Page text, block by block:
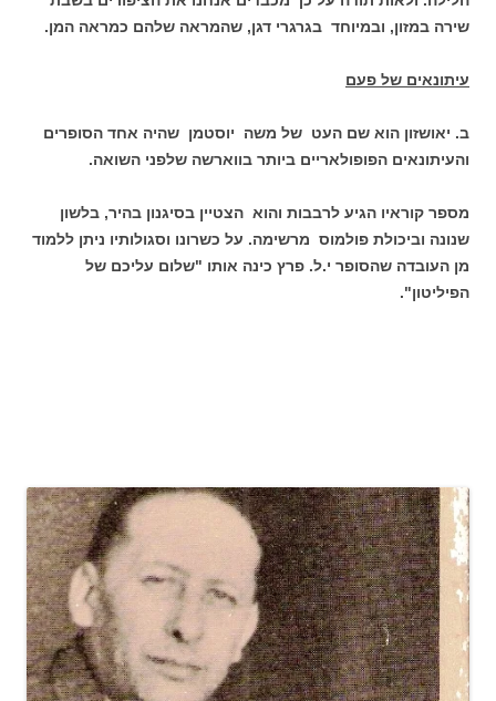
שירה במזון, ובמיוחד בגרגרי דגן, שהמראה שלהם כמראה המן.
עיתונאים של פעם
ב. יאושזון הוא שם העט של משה יוסטמן שהיה אחד הסופרים
והעיתונאים הפופולאריים ביותר בווארשה שלפני השואה.
מספר קוראיו הגיע לרבבות והוא הצטיין בסיגנון בהיר, בלשון
שנונה וביכולת פולמוס מרשימה. על כשרונו וסגולותיו ניתן ללמוד
מן העובדה שהסופר י.ל. פרץ כינה אותו "שלום עליכם של
הפיליטון".